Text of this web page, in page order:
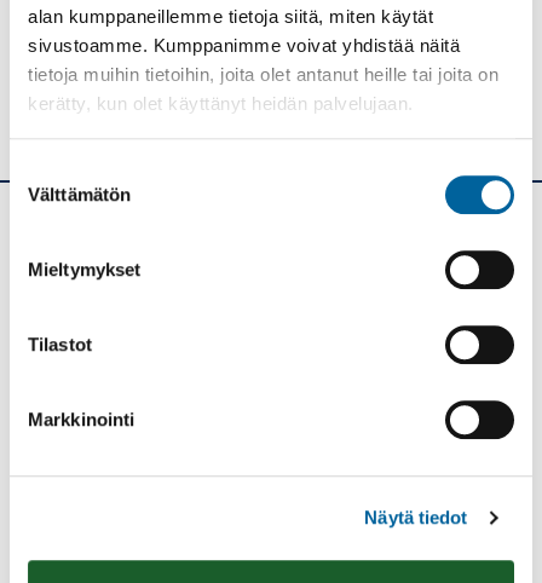
alan kumppaneillemme tietoja siitä, miten käytät
sivustoamme. Kumppanimme voivat yhdistää näitä
tietoja muihin tietoihin, joita olet antanut heille tai joita on
kerätty, kun olet käyttänyt heidän palvelujaan.
valinta
Välttämätön
Mieltymykset
Tilastot
Markkinointi
Näytä tiedot
Jaa
Ikaalisten kaupunki
PL 33
Vaihde: (03) 45 011
ETUSIVU